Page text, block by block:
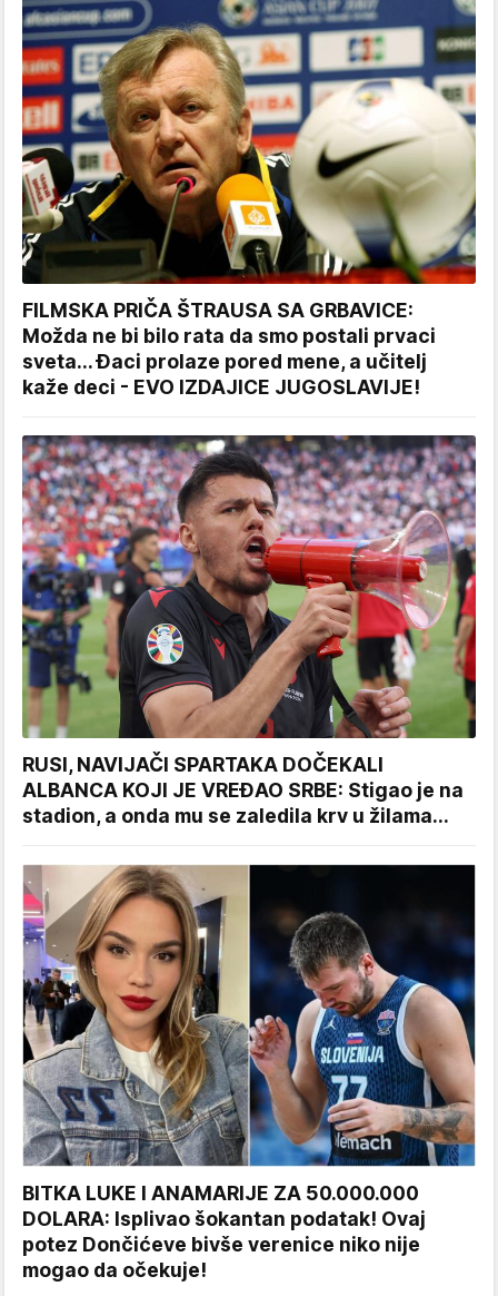
FILMSKA PRIČA ŠTRAUSA SA GRBAVICE:
Možda ne bi bilo rata da smo postali prvaci
sveta... Đaci prolaze pored mene, a učitelj
kaže deci - EVO IZDAJICE JUGOSLAVIJE!
RUSI, NAVIJAČI SPARTAKA DOČEKALI
ALBANCA KOJI JE VREĐAO SRBE: Stigao je na
stadion, a onda mu se zaledila krv u žilama...
BITKA LUKE I ANAMARIJE ZA 50.000.000
DOLARA: Isplivao šokantan podatak! Ovaj
potez Dončićeve bivše verenice niko nije
mogao da očekuje!